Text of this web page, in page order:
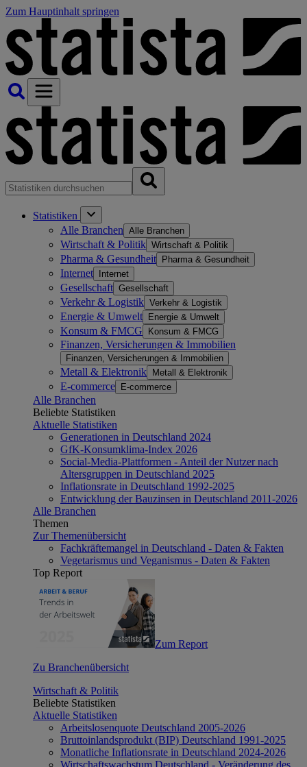
Zum Hauptinhalt springen
Statistiken
Alle Branchen Alle Branchen
Wirtschaft & Politik Wirtschaft & Politik
Pharma & Gesundheit Pharma & Gesundheit
Internet Internet
Gesellschaft Gesellschaft
Verkehr & Logistik Verkehr & Logistik
Energie & Umwelt Energie & Umwelt
Konsum & FMCG Konsum & FMCG
Finanzen, Versicherungen & Immobilien
Finanzen, Versicherungen & Immobilien
Metall & Elektronik Metall & Elektronik
E-commerce E-commerce
Alle Branchen
Beliebte Statistiken
Aktuelle Statistiken
Generationen in Deutschland 2024
GfK-Konsumklima-Index 2026
Social-Media-Plattformen - Anteil der Nutzer nach
Altersgruppen in Deutschland 2025
Inflationsrate in Deutschland 1992-2025
Entwicklung der Bauzinsen in Deutschland 2011-2026
Alle Branchen
Themen
Zur Themenübersicht
Fachkräftemangel in Deutschland - Daten & Fakten
Vegetarismus und Veganismus - Daten & Fakten
Top Report
Zum Report
Zu Branchenübersicht
Wirtschaft & Politik
Beliebte Statistiken
Aktuelle Statistiken
Arbeitslosenquote Deutschland 2005-2026
Bruttoinlandsprodukt (BIP) Deutschland 1991-2025
Monatliche Inflationsrate in Deutschland 2024-2026
Wirtschaftswachstum Deutschland - Veränderung des